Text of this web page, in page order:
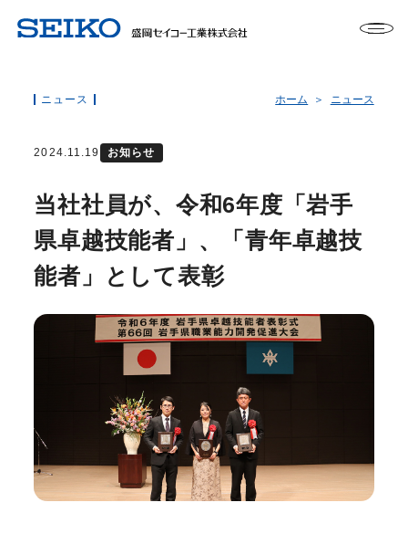
ニュース ホーム ニュース
2024.11.19 お知らせ
当社社員が、令和6年度「岩手
県卓越技能者」、「青年卓越技
能者」として表彰